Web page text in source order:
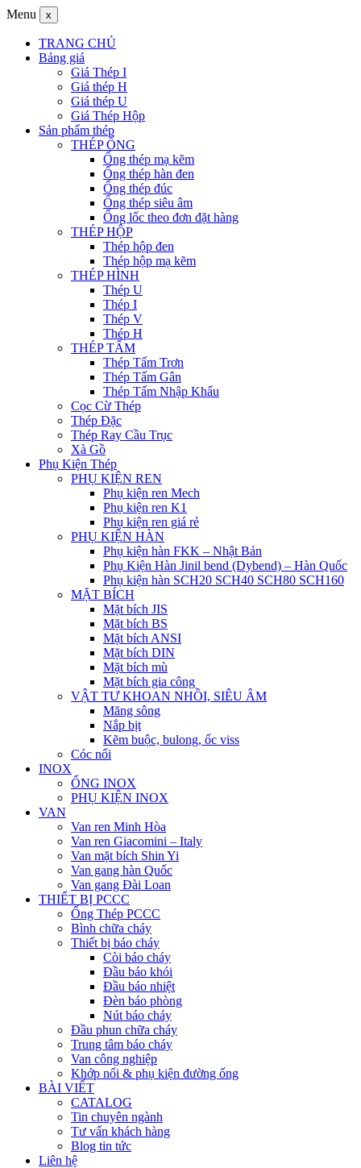
Menu x
TRANG CHỦ
Bảng giá
Giá Thép I
Giá thép H
Giá thép U
Giá Thép Hộp
Sản phẩm thép
THÉP ỐNG
Ống thép mạ kẽm
Ống thép hàn đen
Ống thép đúc
Ống thép siêu âm
Ống lốc theo đơn đặt hàng
THÉP HỘP
Thép hộp đen
Thép hộp mạ kẽm
THÉP HÌNH
Thép U
Thép I
Thép V
Thép H
THÉP TẤM
Thép Tấm Trơn
Thép Tấm Gân
Thép Tấm Nhập Khẩu
Cọc Cừ Thép
Thép Đặc
Thép Ray Cầu Trục
Xà Gồ
Phụ Kiện Thép
PHỤ KIỆN REN
Phụ kiện ren Mech
Phụ kiện ren K1
Phụ kiện ren giá rẻ
PHỤ KIỆN HÀN
Phụ kiện hàn FKK – Nhật Bản
Phụ Kiện Hàn Jinil bend (Dybend) – Hàn Quốc
Phụ kiện hàn SCH20 SCH40 SCH80 SCH160
MẶT BÍCH
Mặt bích JIS
Mặt bích BS
Mặt bích ANSI
Mặt bích DIN
Mặt bích mù
Mặt bích gia công
VẬT TƯ KHOAN NHỒI, SIÊU ÂM
Măng sông
Nắp bịt
Kẽm buộc, bulong, ốc viss
Cóc nối
INOX
ỐNG INOX
PHỤ KIỆN INOX
VAN
Van ren Minh Hòa
Van ren Giacomini – Italy
Van mặt bích Shin Yi
Van gang hàn Quốc
Van gang Đài Loan
THIẾT BỊ PCCC
Ống Thép PCCC
Bình chữa cháy
Thiết bị báo cháy
Còi báo cháy
Đầu báo khói
Đầu báo nhiệt
Đèn báo phòng
Nút báo cháy
Đầu phun chữa cháy
Trung tâm báo cháy
Van công nghiệp
Khớp nối & phụ kiện đường ống
BÀI VIẾT
CATALOG
Tin chuyên ngành
Tư vấn khách hàng
Blog tin tức
Liên hệ